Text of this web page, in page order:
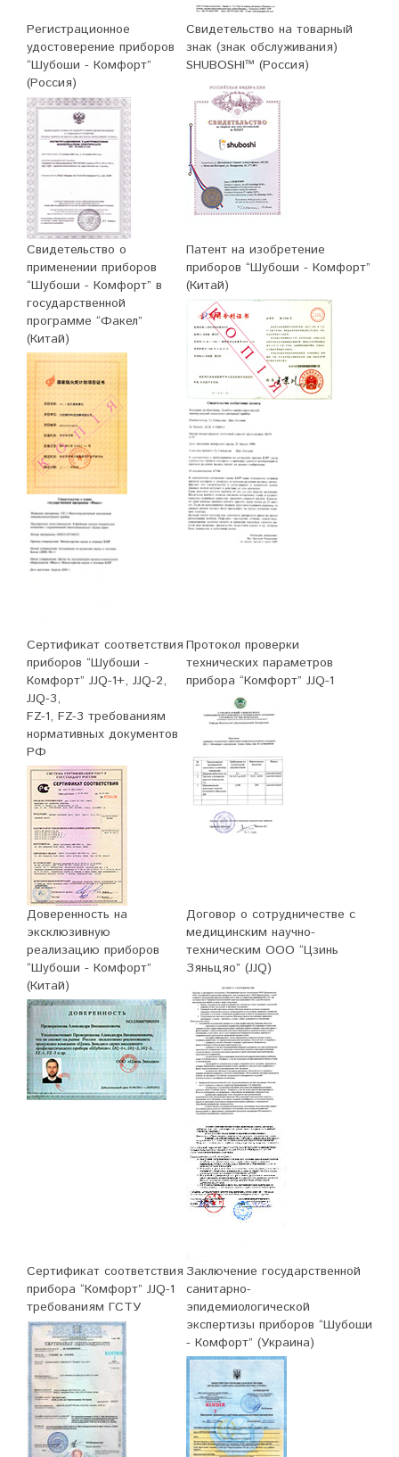
Регистрационное
удостоверение приборов
“Шубоши - Комфорт”
(Россия)
Свидетельство на товарный
знак (знак обслуживания)
SHUBOSHI™ (Россия)
Свидетельство о
применении приборов
“Шубоши - Комфорт” в
государственной
программе “Факел”
(Китай)
Патент на изобретение
приборов “Шубоши - Комфорт”
(Китай)
Сертификат соответствия
приборов “Шубоши -
Комфорт” JJQ-1+, JJQ-2,
JJQ-3,
FZ-1, FZ-3 требованиям
нормативных документов
РФ
Протокол проверки
технических параметров
прибора “Комфорт” JJQ-1
Доверенность на
эксклюзивную
реализацию приборов
“Шубоши - Комфорт”
(Китай)
Договор о сотрудничестве с
медицинским научно-
техническим ООО “Цзинь
Зяньцяо” (JJQ)
Сертификат соответствия
прибора “Комфорт” JJQ-1
требованиям ГСТУ
Заключение государственной
санитарно-
эпидемиологической
экспертизы приборов “Шубоши
- Комфорт” (Украина)